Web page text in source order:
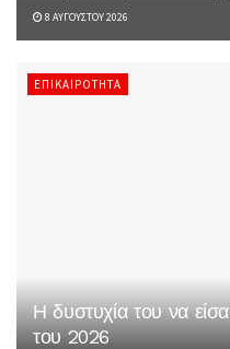
8 ΑΥΓΟΎΣΤΟΥ 2026
ΕΠΙΚΑΙΡΌΤΗΤΑ
Η δυστυχία του να
του 2026